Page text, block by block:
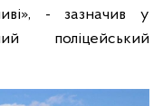
- зазначив у
поліцейський